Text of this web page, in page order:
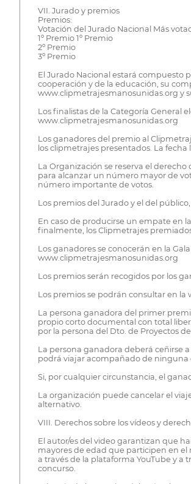
VII. Jurado y premios
Premios:
Votación del Jurado Nacional Más
1º Premio 1º Premio
2º Premio
3º Premio
El Jurado Nacional estará compuesto
cooperación y de la educación, su
www.clipmetrajesmanosunidas.org y
Los finalistas de la Categoría General
www.clipmetrajesmanosunidas.org
Los ganadores del premio al
los clipmetrajes presentados. La fecha
La Organización se reserva el
para alcanzar un número mayor de
número importante de votos.
Los premios del Jurado y el del
En caso de producirse un empate en
finalmente, los Clipmetrajes
Los ganadores se conocerán en la
www.clipmetrajesmanosunidas.org
Los premios serán recogidos por los
Los premios se podrán consultar en
La persona ganadora del primer
propio corto documental con total
por la persona del Dto. de Proyectos
La persona ganadora deberá ceñirse
podrá viajar acompañado de ninguna
Si, por cualquier circunstancia, el
La organización puede cancelar el
alternativo.
VIII. Derechos sobre los vídeos y
El autor/es del video garantizan que
mayores de edad que participen en
a través de la plataforma YouTube y a
concurso.